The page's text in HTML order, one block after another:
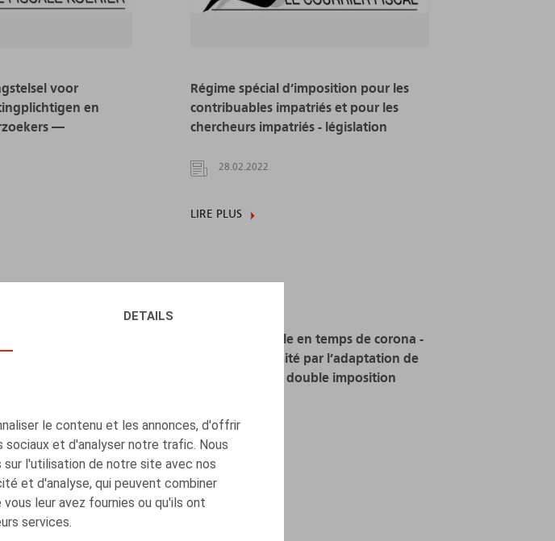
DETAILS
le contenu et les annonces, d'offrir
et d'analyser notre trafic. Nous
l'utilisation de notre site avec nos
et d'analyse, qui peuvent combiner
leur avez fournies ou qu'ils ont
services.
voor
en
—
Régime spécial d’imposition pour les
contribuables impatriés et pour les
chercheurs impatriés - législation
28.02.2022
LIRE PLUS
Travail à domicile en temps de corona -
Impact fiscal limité par l’adaptation de
conventions de double imposition
12.11.2020